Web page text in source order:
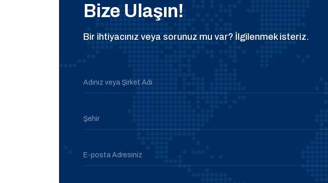
Bize Ulaşın!
Bir ihtiyacınız veya sorunuz mu var? İlgilenmek isteriz.
Adınız veya Şirket Adı
Şehir
E-posta Adresiniz